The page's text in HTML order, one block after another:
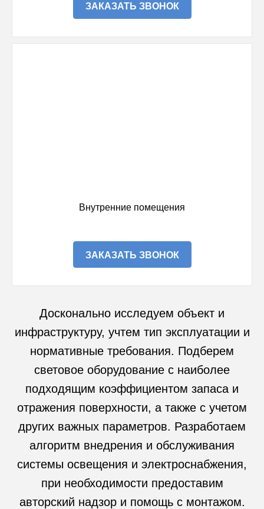
ЗАКАЗАТЬ ЗВОНОК
Внутренние помещения
ЗАКАЗАТЬ ЗВОНОК
Досконально исследуем объект и
инфраструктуру, учтем тип эксплуатации и
нормативные требования. Подберем
световое оборудование с наиболее
подходящим коэффициентом запаса и
отражения поверхности, а также с учетом
других важных параметров. Разработаем
алгоритм внедрения и обслуживания
системы освещения и электроснабжения,
при необходимости предоставим
авторский надзор и помощь с монтажом.